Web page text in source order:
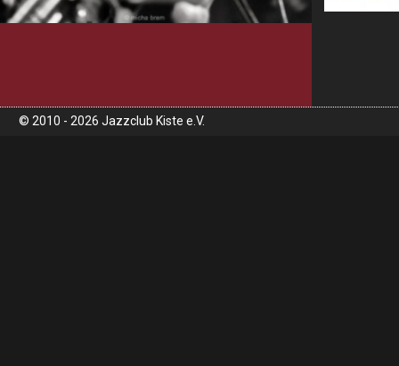
© 2010 - 2026 Jazzclub Kiste e.V.